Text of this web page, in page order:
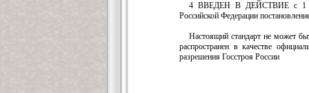
4 ВВЕДЕН В ДЕЙСТВИЕ с 1
Российской Федерации
Настоящий стандарт не может
распространен в качестве
разрешения Госстроя России